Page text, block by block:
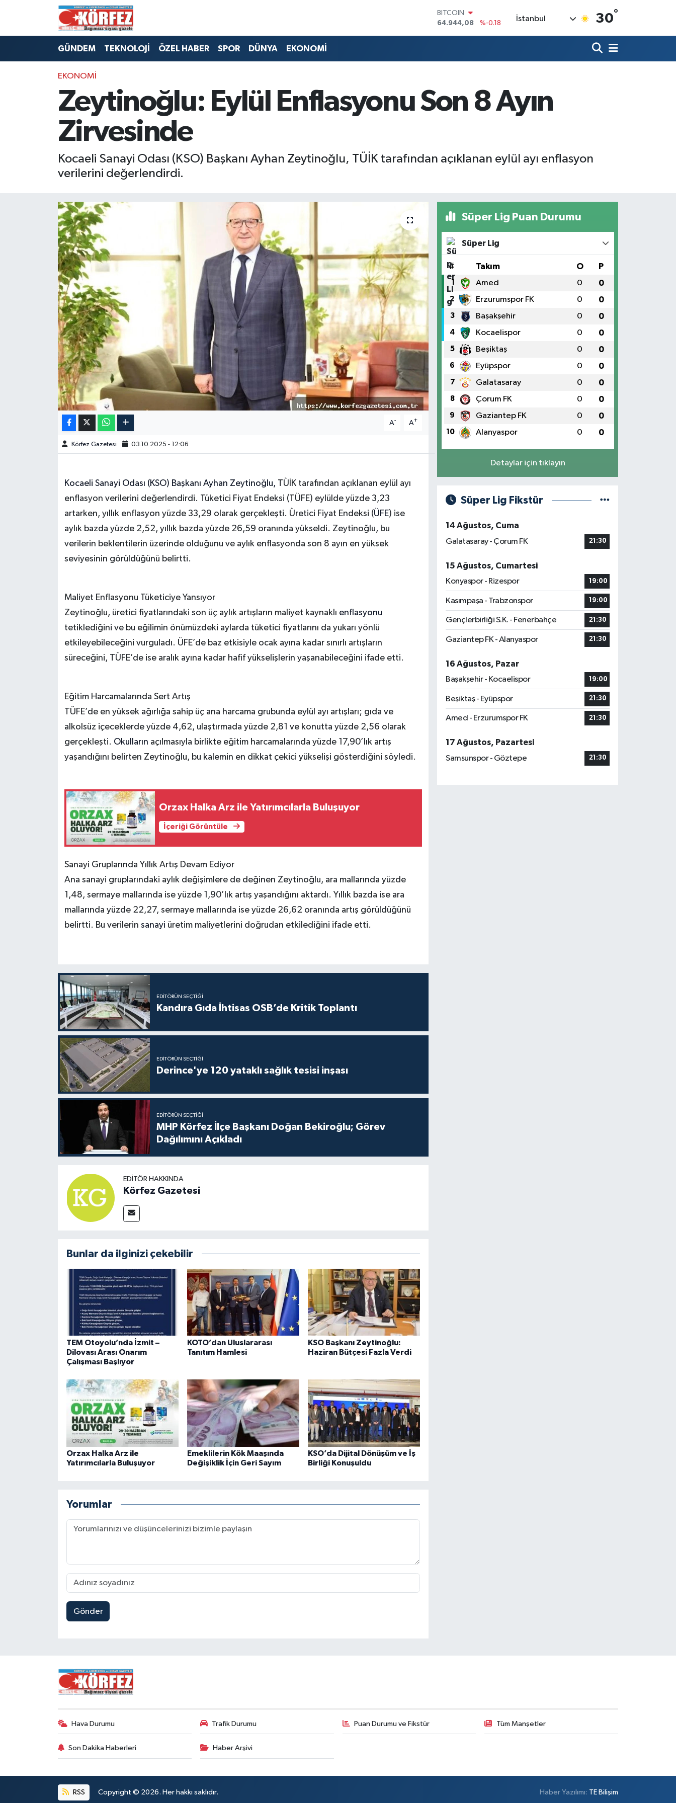
BITCOIN
64.944,08
%-0.18
55,2510
%0.32
GRAM ALTIN
6660.55
%0.03
BİST100
İstanbul 30°
GÜNDEM TEKNOLOJİ ÖZEL HABER SPOR DÜNYA EKONOMİ
EKONOMİ
Zeytinoğlu: Eylül Enflasyonu Son 8 Ayın
Zirvesinde
Kocaeli Sanayi Odası (KSO) Başkanı Ayhan Zeytinoğlu, TÜİK tarafından açıklanan eylül ayı enflasyon
verilerini değerlendirdi.
A- A+
Körfez Gazetesi 03.10.2025 - 12:06
Kocaeli Sanayi Odası (KSO) Başkanı Ayhan Zeytinoğlu, TÜİK tarafından açıklanan eylül ayı
enflasyon verilerini değerlendirdi. Tüketici Fiyat Endeksi (TÜFE) eylülde yüzde 3,23
artarken, yıllık enflasyon yüzde 33,29 olarak gerçekleşti. Üretici Fiyat Endeksi (ÜFE) ise
aylık bazda yüzde 2,52, yıllık bazda yüzde 26,59 oranında yükseldi. Zeytinoğlu, bu
verilerin beklentilerin üzerinde olduğunu ve aylık enflasyonda son 8 ayın en yüksek
seviyesinin görüldüğünü belirtti.
Maliyet Enflasyonu Tüketiciye Yansıyor
Zeytinoğlu, üretici fiyatlarındaki son üç aylık artışların maliyet kaynaklı enflasyonu
tetiklediğini ve bu eğilimin önümüzdeki aylarda tüketici fiyatlarını da yukarı yönlü
etkileyebileceğini vurguladı. ÜFE’de baz etkisiyle ocak ayına kadar sınırlı artışların
süreceğini, TÜFE’de ise aralık ayına kadar hafif yükselişlerin yaşanabileceğini ifade etti.
Eğitim Harcamalarında Sert Artış
TÜFE’de en yüksek ağırlığa sahip üç ana harcama grubunda eylül ayı artışları; gıda ve
alkolsüz içeceklerde yüzde 4,62, ulaştırmada yüzde 2,81 ve konutta yüzde 2,56 olarak
gerçekleşti. Okulların açılmasıyla birlikte eğitim harcamalarında yüzde 17,90’lık artış
yaşandığını belirten Zeytinoğlu, bu kalemin en dikkat çekici yükselişi gösterdiğini söyledi.
Orzax Halka Arz ile Yatırımcılarla Buluşuyor
İçeriği Görüntüle
Sanayi Gruplarında Yıllık Artış Devam Ediyor
Ana sanayi gruplarındaki aylık değişimlere de değinen Zeytinoğlu, ara mallarında yüzde
1,48, sermaye mallarında ise yüzde 1,90’lık artış yaşandığını aktardı. Yıllık bazda ise ara
mallarında yüzde 22,27, sermaye mallarında ise yüzde 26,62 oranında artış görüldüğünü
belirtti. Bu verilerin sanayi üretim maliyetlerini doğrudan etkilediğini ifade etti.
EDITÖRÜN SEÇTIĞI
Kandıra Gıda İhtisas OSB’de Kritik Toplantı
EDITÖRÜN SEÇTIĞI
Derince'ye 120 yataklı sağlık tesisi inşası
EDITÖRÜN SEÇTIĞI
MHP Körfez İlçe Başkanı Doğan Bekiroğlu; Görev
Dağılımını Açıkladı
EDITÖR HAKKINDA
Körfez Gazetesi
Bunlar da ilginizi çekebilir
TEM Otoyolu’nda İzmit –
Dilovası Arası Onarım
Çalışması Başlıyor
KOTO’dan Uluslararası
Tanıtım Hamlesi
KSO Başkanı Zeytinoğlu:
Haziran Bütçesi Fazla Verdi
Orzax Halka Arz ile
Yatırımcılarla Buluşuyor
Emeklilerin Kök Maaşında
Değişiklik İçin Geri Sayım
KSO’da Dijital Dönüşüm ve İş
Birliği Konuşuldu
Yorumlar
Gönder
Süper Lig Puan Durumu
Süper Lig
# Takım O P
1 Amed 0 0
2 Erzurumspor FK 0 0
3 Başakşehir 0 0
4 Kocaelispor 0 0
5 Beşiktaş 0 0
6 Eyüpspor 0 0
7 Galatasaray 0 0
8 Çorum FK 0 0
9 Gaziantep FK 0 0
10 Alanyaspor 0 0
Detaylar için tıklayın
Süper Lig Fikstür
14 Ağustos, Cuma
Galatasaray - Çorum FK
21:30
15 Ağustos, Cumartesi
Konyaspor - Rizespor
19:00
Kasımpaşa - Trabzonspor 19:00
Gençlerbirliği S.K. - Fenerbahçe 21:30
Gaziantep FK - Alanyaspor 21:30
16 Ağustos, Pazar
Başakşehir - Kocaelispor
19:00
Beşiktaş - Eyüpspor 21:30
Amed - Erzurumspor FK 21:30
17 Ağustos, Pazartesi
Samsunspor - Göztepe
21:30
Hava Durumu Trafik Durumu Puan Durumu ve Fikstür Tüm Manşetler
Son Dakika Haberleri Haber Arşivi
RSS Copyright © 2026. Her hakkı saklıdır. Haber Yazılımı: TE Bilişim
Hava Durumu
Trafik Durumu
Süper Lig Puan Durumu ve Fikstür
Son Dakika Haberleri